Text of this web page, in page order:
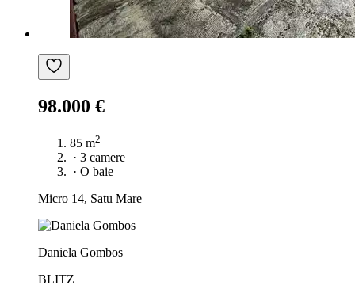
98.000 €
85 m2
· 3 camere
· O baie
Micro 14, Satu Mare
Daniela Gombos
BLITZ